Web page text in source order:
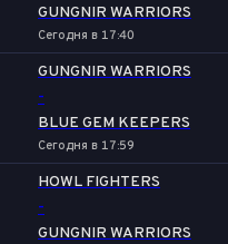
GUNGNIR WARRIORS
Сегодня в 17:40
GUNGNIR WARRIORS
-
BLUE GEM KEEPERS
Сегодня в 17:59
HOWL FIGHTERS
-
GUNGNIR WARRIORS